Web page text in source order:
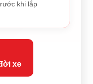
khi lắp
xe